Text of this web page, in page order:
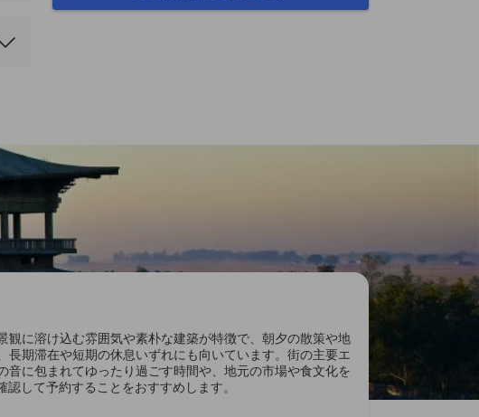
に溶け込む雰囲気や素朴な建築が特徴で、朝夕の散策や地
期滞在や短期の休息いずれにも向いています。街の主要エ
に包まれてゆったり過ごす時間や、地元の市場や食文化を
して予約することをおすすめします。